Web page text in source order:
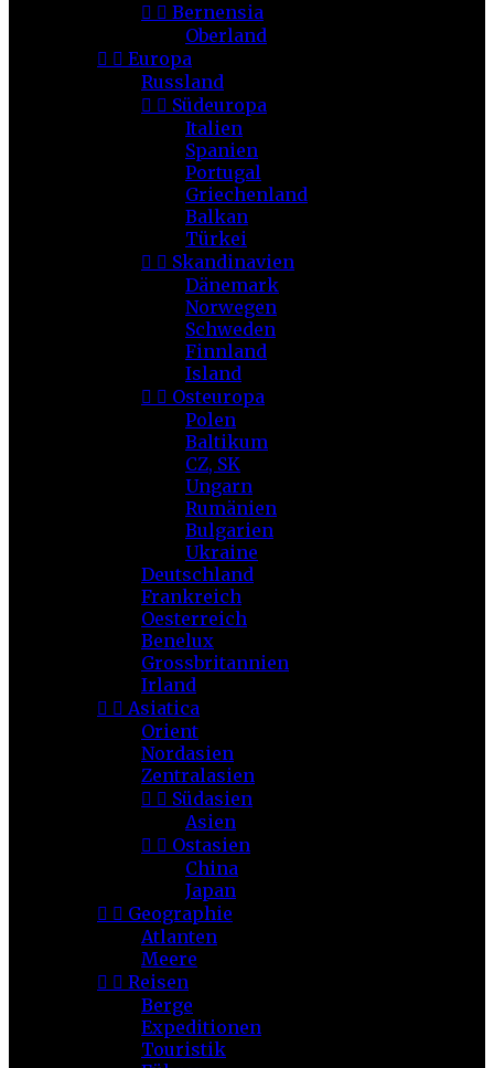
  Bernensia
Oberland
  Europa
Russland
  Südeuropa
Italien
Spanien
Portugal
Griechenland
Balkan
Türkei
  Skandinavien
Dänemark
Norwegen
Schweden
Finnland
Island
  Osteuropa
Polen
Baltikum
CZ, SK
Ungarn
Rumänien
Bulgarien
Ukraine
Deutschland
Frankreich
Oesterreich
Benelux
Grossbritannien
Irland
  Asiatica
Orient
Nordasien
Zentralasien
  Südasien
Asien
  Ostasien
China
Japan
  Geographie
Atlanten
Meere
  Reisen
Berge
Expeditionen
Touristik